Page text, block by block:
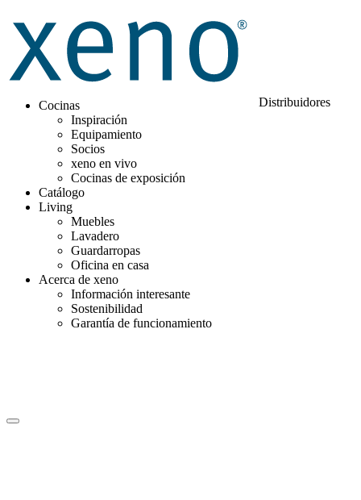
Cocinas
Inspiración
Equipamiento
Socios
xeno en vivo
Cocinas de exposición
Catálogo
Living
Muebles
Lavadero
Guardarropas
Oficina en casa
Acerca de xeno
Información interesante
Sostenibilidad
Garantía de funcionamiento
Distribuidores